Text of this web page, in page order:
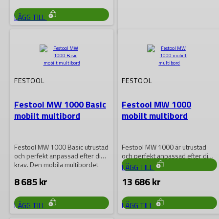
LÄGG TILL
FESTOOL
Multifunktionsbord
För stationär användning av
kantlimmaren. Glidplattor för
svängas (0–47°)…
16 398kr
LÄGG TILL
FESTOOL
Festool MW 1000 Basic
mobilt multibord
Festool MW 1000 Basic utrustad
och perfekt anpassad efter dina
krav. Den mobila multibordet
8 685kr
LÄGG TILL
FESTOOL
Festool MW 1000
mobilt multibord
Festool MW 1000 är utrustad
och perfekt anpassad efter dina
krav. Den mobila multibordet
är…
13 686kr
LÄGG TILL